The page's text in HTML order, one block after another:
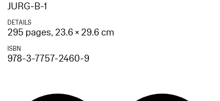
JURG-B-1
DETAILS
295 pages, 23.6 × 29.6 cm
ISBN
978-3-7757-2460-9